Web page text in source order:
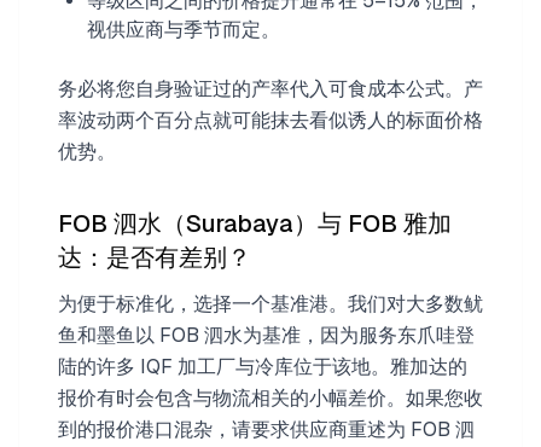
视供应商与季节而定。
务必将您自身验证过的产率代入可食成本公式。产
率波动两个百分点就可能抹去看似诱人的标面价格
优势。
FOB 泗水（Surabaya）与 FOB 雅加
达：是否有差别？
为便于标准化，选择一个基准港。我们对大多数鱿
鱼和墨鱼以 FOB 泗水为基准，因为服务东爪哇登
陆的许多 IQF 加工厂与冷库位于该地。雅加达的
报价有时会包含与物流相关的小幅差价。如果您收
到的报价港口混杂，请要求供应商重述为 FOB 泗